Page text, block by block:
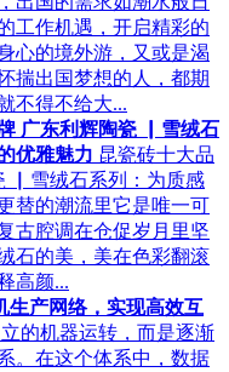
工作机遇，开启精彩的
心的境外游，又或是渴
揣出国梦想的人，都期
不得不给大...
广东利辉陶瓷 ▏雪绒石
优雅魅力 昆瓷砖十大品
▏雪绒石系列：为质感
替的潮流里它是唯一可
古腔调在仓促岁月里坚
石的美，美在色彩翻滚
高颜...
生产网络，实现高效互
的机器运转，而是逐渐
。在这个体系中，数据